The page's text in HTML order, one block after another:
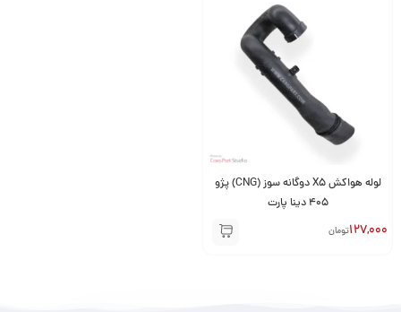
لوله هواکش X5 دوگانه سوز (CNG) پژو
405 دینا پارت
127,000تومان